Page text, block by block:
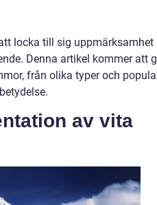
locka till sig uppmärksamhet
Denna artikel kommer att
från olika typer och
av vita